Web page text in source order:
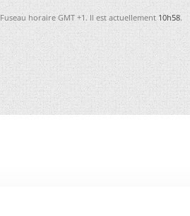
Fuseau horaire GMT +1. Il est actuellement10h58.